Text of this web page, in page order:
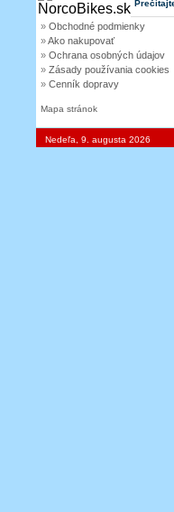
» Obchodné podmienky
»Ako nakupovať
» Ochrana osobných údajov
» Zásady používania cookies
» Cenník dopravy
Mapa stránok
Nedeľa, 9. augusta 2026